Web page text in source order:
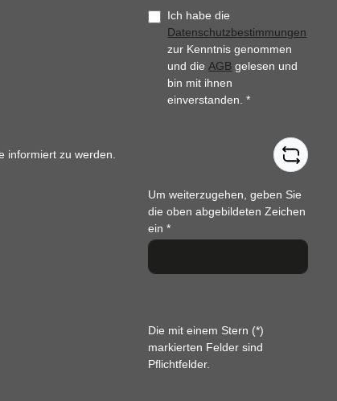
informiert zu werden.
Ich habe die
Datenschutzbestimmungen
zur Kenntnis genommen
und dieAGB gelesen und
bin mit ihnen
einverstanden.*
Um weiterzugehen, geben Sie
die oben abgebildeten Zeichen
ein*
Die mit einem Stern (*)
markierten Felder sind
Pflichtfelder.